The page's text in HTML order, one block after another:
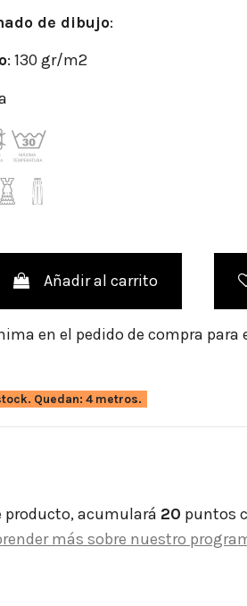
de dibujo:
: 130 gr/m2
Añadir al carrito
en el pedido de compra para
Quedan: 4 metros.
producto, acumulará 20 puntos
más sobre nuestro